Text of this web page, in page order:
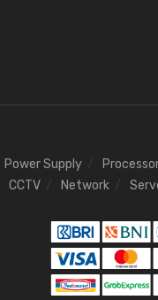
Power Supply
CCTV Network